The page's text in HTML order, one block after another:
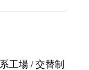
工場 / 交替制